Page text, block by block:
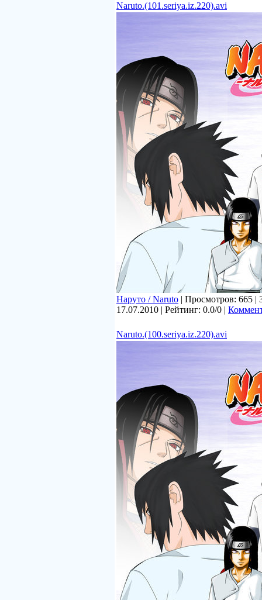
Naruto.(101.seriya.iz.220).avi
Наруто / Naruto | Просмотров: 665 |
17.07.2010 | Рейтинг: 0.0/0 |
Naruto.(100.seriya.iz.220).avi